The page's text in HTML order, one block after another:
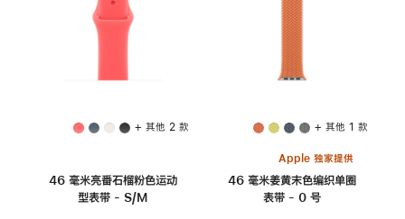
+ 其他 2 款
46 毫米亮番石榴粉色运动
型表带 - S/M
+ 其他 1 款
Apple 独家提供
46 毫米姜黄末色编织单圈
表带 - 0 号